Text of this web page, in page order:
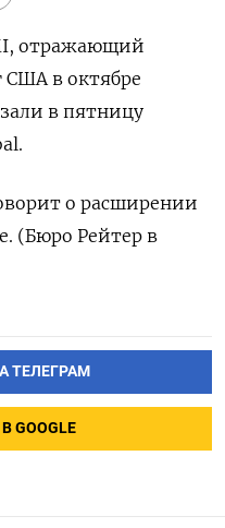
отражающий
США в октябре
в пятницу
о расширении
(Бюро Рейтер в
ТЕЛЕГРАМ
GOOGLE